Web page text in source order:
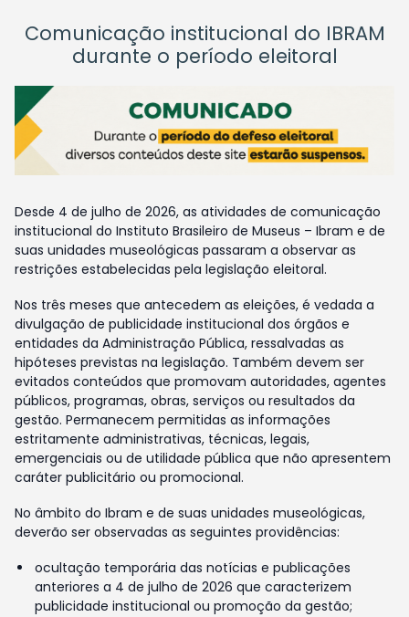
Comunicação institucional do IBRAM
durante o período eleitoral
Desde 4 de julho de 2026, as atividades de comunicação
institucional do Instituto Brasileiro de Museus – Ibram e de
suas unidades museológicas passaram a observar as
restrições estabelecidas pela legislação eleitoral.
Nos três meses que antecedem as eleições, é vedada a
divulgação de publicidade institucional dos órgãos e
entidades da Administração Pública, ressalvadas as
hipóteses previstas na legislação. Também devem ser
evitados conteúdos que promovam autoridades, agentes
públicos, programas, obras, serviços ou resultados da
gestão. Permanecem permitidas as informações
estritamente administrativas, técnicas, legais,
emergenciais ou de utilidade pública que não apresentem
caráter publicitário ou promocional.
No âmbito do Ibram e de suas unidades museológicas,
deverão ser observadas as seguintes providências:
ocultação temporária das notícias e publicações
anteriores a 4 de julho de 2026 que caracterizem
publicidade institucional ou promoção da gestão;